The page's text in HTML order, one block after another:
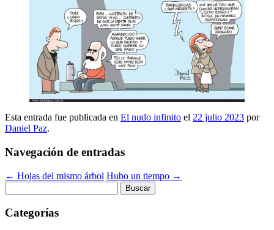
Esta entrada fue publicada en El nudo infinito el 22 julio 2023 por
Daniel Paz.
Navegación de entradas
← Hojas del mismo árbol Hubo un tiempo →
Categorías